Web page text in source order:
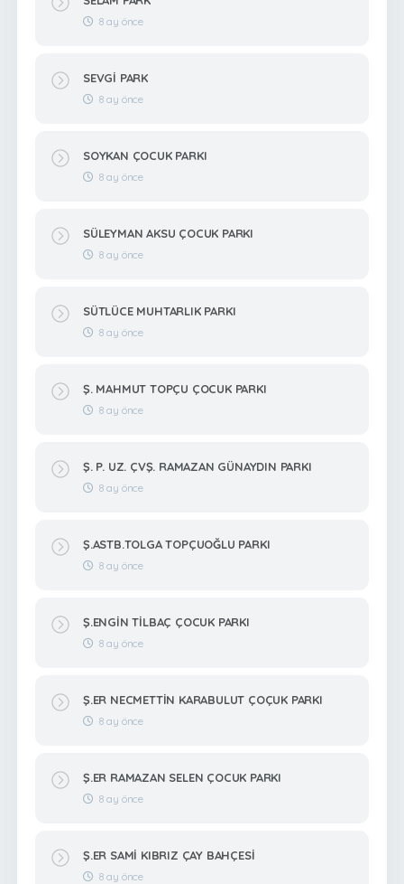
8 ay önce
SEVGİ PARK
8 ay önce
SOYKAN ÇOCUK PARKI
8 ay önce
SÜLEYMAN AKSU ÇOCUK PARKI
8 ay önce
SÜTLÜCE MUHTARLIK PARKI
8 ay önce
Ş. MAHMUT TOPÇU ÇOCUK PARKI
8 ay önce
Ş. P. UZ. ÇVŞ. RAMAZAN GÜNAYDIN PARKI
8 ay önce
Ş.ASTB.TOLGA TOPÇUOĞLU PARKI
8 ay önce
Ş.ENGİN TİLBAÇ ÇOCUK PARKI
8 ay önce
Ş.ER NECMETTİN KARABULUT ÇOÇUK PARKI
8 ay önce
Ş.ER RAMAZAN SELEN ÇOCUK PARKI
8 ay önce
Ş.ER SAMİ KIBRIZ ÇAY BAHÇESİ
8 ay önce